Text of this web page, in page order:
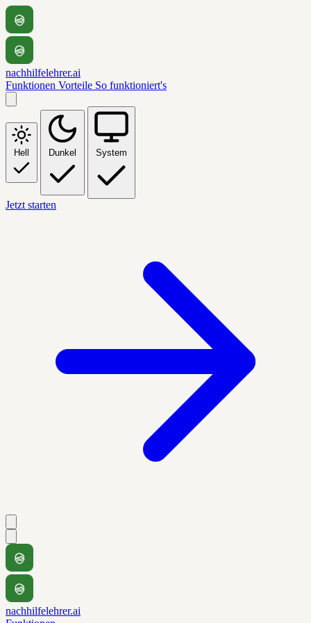
nachhilfelehrer.ai
Funktionen Vorteile So funktioniert's
Hell Dunkel System
Jetzt starten
nachhilfelehrer.ai